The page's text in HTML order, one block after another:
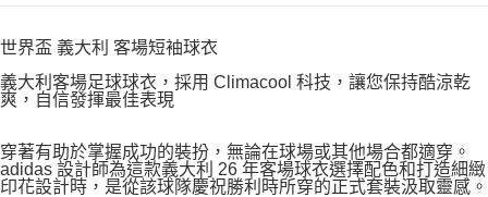
世界盃 義大利 客場短袖球衣
義大利客場足球球衣，採用 Climacool 科技，讓您保持酷涼乾
爽，自信發揮最佳表現
穿著有助於掌握成功的裝扮，無論在球場或其他場合都適穿。
adidas 設計師為這款義大利 26 年客場球衣選擇配色和打造細緻
印花設計時，是從該球隊慶祝勝利時所穿的正式套裝汲取靈感。